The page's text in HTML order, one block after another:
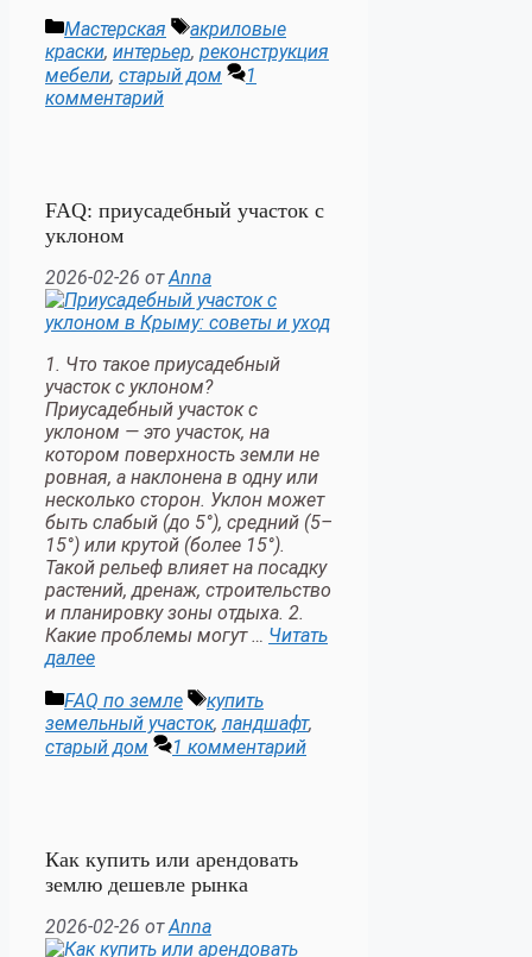
Рубрики
Мастерская Метки
акриловые
краски, интерьер, реконструкция
мебели, старый дом
1
комментарий
FAQ: приусадебный участок с
уклоном
2026-02-26 отAnna
1. Что такое приусадебный
участок с уклоном?
Приусадебный участок с
уклоном — это участок, на
котором поверхность земли не
ровная, а наклонена в одну или
несколько сторон. Уклон может
быть слабый (до 5°), средний (5–
15°) или крутой (более 15°).
Такой рельеф влияет на посадку
растений, дренаж, строительство
и планировку зоны отдыха. 2.
Какие проблемы могут … Читать
далее
Рубрики
FAQ по земле Метки
купить
земельный участок,ландшафт,
старый дом
1 комментарий
Как купить или арендовать
землю дешевле рынка
2026-02-26 отAnna